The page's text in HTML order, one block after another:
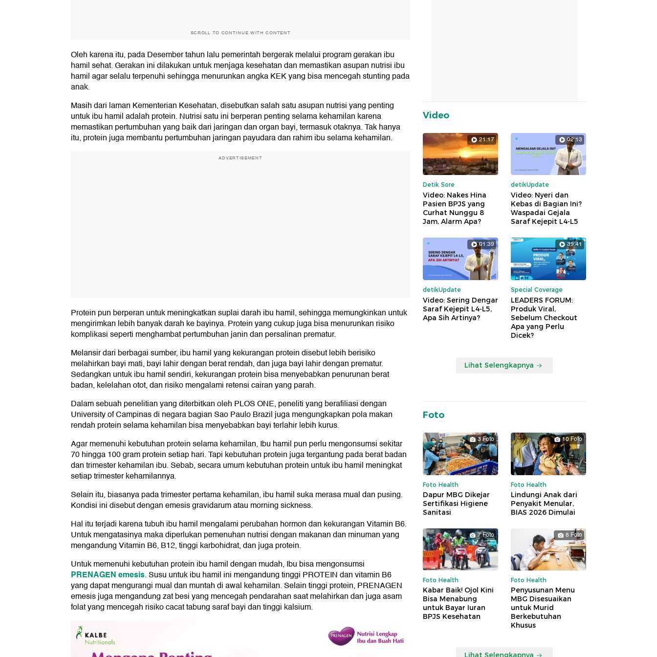
SCROLL TO CONTINUE WITH CONTENT
Oleh karena itu, pada Desember tahun lalu pemerintah bergerak melalui program gerakan ibu
hamil sehat. Gerakan ini dilakukan untuk menjaga kesehatan dan memastikan asupan nutrisi ibu
hamil agar selalu terpenuhi sehingga menurunkan angka KEK yang bisa mencegah stunting pada
anak.
Masih dari laman Kementerian Kesehatan, disebutkan salah satu asupan nutrisi yang penting
untuk ibu hamil adalah protein. Nutrisi satu ini berperan penting selama kehamilan karena
memastikan pertumbuhan yang baik dari jaringan dan organ bayi, termasuk otaknya. Tak hanya
itu, protein juga membantu pertumbuhan jaringan payudara dan rahim ibu selama kehamilan.
ADVERTISEMENT
Protein pun berperan untuk meningkatkan suplai darah ibu hamil, sehingga memungkinkan untuk
mengirimkan lebih banyak darah ke bayinya. Protein yang cukup juga bisa menurunkan risiko
komplikasi seperti menghambat pertumbuhan janin dan persalinan prematur.
Melansir dari berbagai sumber, ibu hamil yang kekurangan protein disebut lebih berisiko
melahirkan bayi mati, bayi lahir dengan berat rendah, dan juga bayi lahir dengan prematur.
Sedangkan untuk ibu hamil sendiri, kekurangan protein bisa menyebabkan penurunan berat
badan, kelelahan otot, dan risiko mengalami retensi cairan yang parah.
Dalam sebuah penelitian yang diterbitkan oleh PLOS ONE, peneliti yang berafiliasi dengan
University of Campinas di negara bagian Sao Paulo Brazil juga mengungkapkan pola makan
rendah protein selama kehamilan bisa menyebabkan bayi terlahir lebih kurus.
Agar memenuhi kebutuhan protein selama kehamilan, Ibu hamil pun perlu mengonsumsi sekitar
70 hingga 100 gram protein setiap hari. Tapi kebutuhan protein juga tergantung pada berat badan
dan trimester kehamilan ibu. Sebab, secara umum kebutuhan protein untuk ibu hamil meningkat
setiap trimester kehamilannya.
Selain itu, biasanya pada trimester pertama kehamilan, ibu hamil suka merasa mual dan pusing.
Kondisi ini disebut dengan emesis gravidarum atau morning sickness.
Hal itu terjadi karena tubuh ibu hamil mengalami perubahan hormon dan kekurangan Vitamin B6.
Untuk mengatasinya maka diperlukan pemenuhan nutrisi dengan makanan dan minuman yang
mengandung Vitamin B6, B12, tinggi karbohidrat, dan juga protein.
Untuk memenuhi kebutuhan protein ibu hamil dengan mudah, Ibu bisa mengonsumsi
PRENAGEN emesis. Susu untuk ibu hamil ini mengandung tinggi PROTEIN dan vitamin B6
yang dapat mengurangi mual dan muntah di awal kehamilan. Selain tinggi protein, PRENAGEN
emesis juga mengandung zat besi yang mencegah pendarahan saat melahirkan dan juga asam
folat yang mencegah risiko cacat tabung saraf bayi dan tinggi kalsium.
Video
21:17
Detik Sore
Video: Nakes Hina
Pasien BPJS yang
Curhat Nunggu 8
Jam, Alarm Apa?
02:13
detikUpdate
Video: Nyeri dan
Kebas di Bagian Ini?
Waspadai Gejala
Saraf Kejepit L4-L5
01:39
detikUpdate
Video: Sering Dengar
Saraf Kejepit L4-L5,
Apa Sih Artinya?
39:41
Special Coverage
LEADERS FORUM:
Produk Viral,
Sebelum Checkout
Apa yang Perlu
Dicek?
Lihat Selengkapnya
Foto
3 Foto
Foto Health
Dapur MBG Dikejar
Sertifikasi Higiene
Sanitasi
10 Foto
Foto Health
Lindungi Anak dari
Penyakit Menular,
BIAS 2026 Dimulai
7 Foto
Foto Health
Kabar Baik! Ojol Kini
Bisa Menabung
untuk Bayar Iuran
BPJS Kesehatan
8 Foto
Foto Health
Penyusunan Menu
MBG Disesuaikan
untuk Murid
Berkebutuhan
Khusus
Lihat Selengkapnya